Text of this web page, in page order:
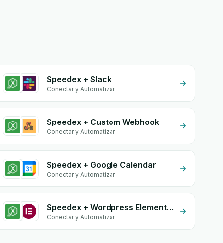
Speedex + Slack
Conectar y Automatizar
Speedex + Custom Webhook
Conectar y Automatizar
Speedex + Google Calendar
Conectar y Automatizar
Speedex + Wordpress Elementor
Conectar y Automatizar